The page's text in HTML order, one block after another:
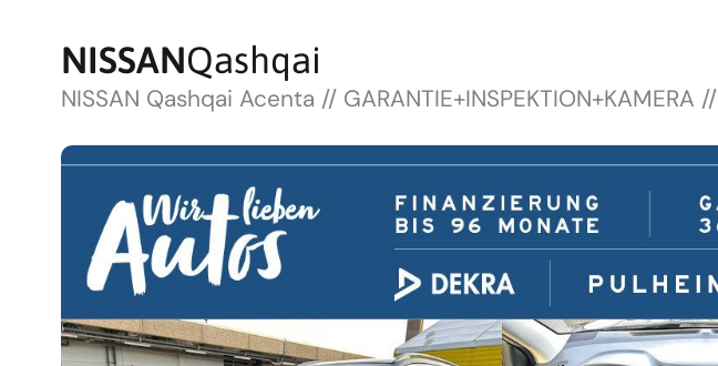
NISSANQashqai
NISSAN Qashqai Acenta // GARANTIE+INSPEKTION+KAMERA //